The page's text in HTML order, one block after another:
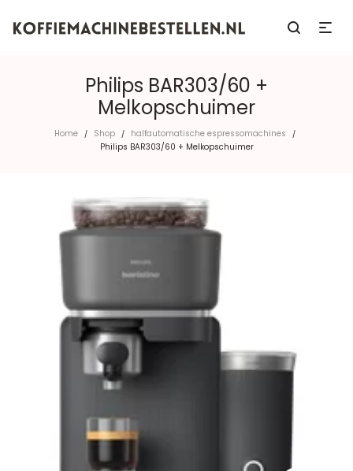
Philips BAR303/60 +
Melkopschuimer
Home / Shop / halfautomatische espressomachines /
Philips BAR303/60 + Melkopschuimer